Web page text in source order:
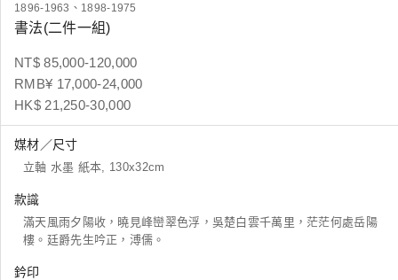
1896-1963、1898-1975
書法(二件一組)
NT$ 85,000-120,000
RMB¥ 17,000-24,000
HK$ 21,250-30,000
媒材／尺寸
立軸 水墨 紙本, 130x32cm
款識
滿天風雨夕陽收，曉見峰巒翠色浮，吳楚白雲千萬里，茫茫何處岳陽
樓。廷爵先生吟正，溥儒。
鈐印